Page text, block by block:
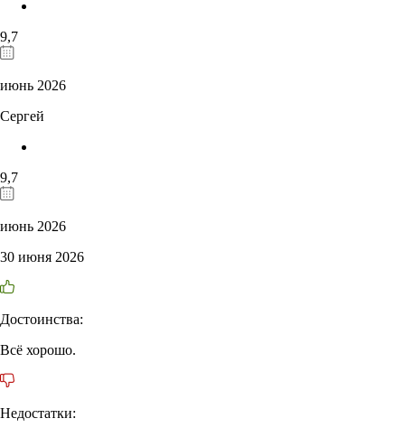
9,7
июнь 2026
Сергей
9,7
июнь 2026
30 июня 2026
Достоинства:
Всё хорошо.
Недостатки: